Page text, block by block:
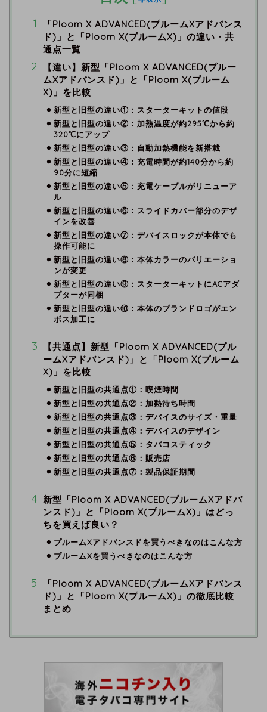
「Ploom X ADVANCED(プルームXアドバンス
ド)」と「Ploom X(プルームX)」の違い・共
通点一覧
【違い】新型「Ploom X ADVANCED(プルー
ムXアドバンスド)」と「Ploom X(プルーム
X)」を比較
新型と旧型の違い①：スターターキットの値段
新型と旧型の違い②：加熱温度が約295℃から約
320℃にアップ
新型と旧型の違い③：自動加熱機能を新搭載
新型と旧型の違い④：充電時間が約140分から約
90分に短縮
新型と旧型の違い⑤：充電ケーブルがリニューア
ル
新型と旧型の違い⑥：スライドカバー部分のデザ
インを改善
新型と旧型の違い⑦：デバイスロックが本体でも
操作可能に
新型と旧型の違い⑧：本体カラーのバリエーショ
ンが変更
新型と旧型の違い⑨：スターターキットにACアダ
プターが同梱
新型と旧型の違い⑩：本体のブランドロゴがエン
ボス加工に
【共通点】新型「Ploom X ADVANCED(プル
ームXアドバンスド)」と「Ploom X(プルーム
X)」を比較
新型と旧型の共通点①：喫煙時間
新型と旧型の共通点②：加熱待ち時間
新型と旧型の共通点③：デバイスのサイズ・重量
新型と旧型の共通点④：デバイスのデザイン
新型と旧型の共通点⑤：タバコスティック
新型と旧型の共通点⑥：販売店
新型と旧型の共通点⑦：製品保証期間
新型「Ploom X ADVANCED(プルームXアドバ
ンスド)」と「Ploom X(プルームX)」はどっ
ちを買えば良い？
プルームXアドバンスドを買うべきなのはこんな方
プルームXを買うべきなのはこんな方
「Ploom X ADVANCED(プルームXアドバンス
ド)」と「Ploom X(プルームX)」の徹底比較
まとめ